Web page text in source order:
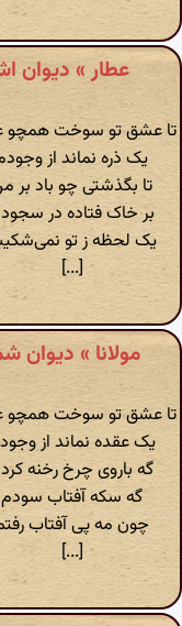
عطار » دیوان
تا عشق تو سوخت همچو
یک ذره نماند از
تا بگذشتی چو باد بر
بر خاک فتاده در
یک لحظه ز تو
[...]
مولانا » دیوان
تا عشق تو سوخت همچو
یک عقده نماند از
گه باروی چرخ رخنه
گه سکه آفتاب سودم
چون مه پی آفتاب
[...]